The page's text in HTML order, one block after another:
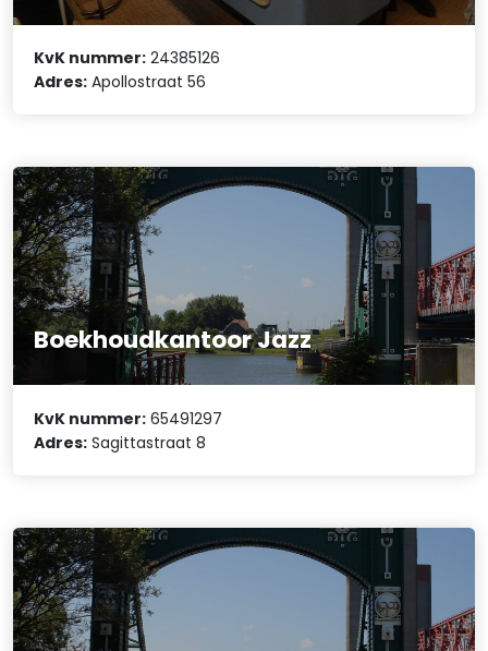
KvK nummer: 24385126
Adres: Apollostraat 56
Boekhoudkantoor Jazz
KvK nummer: 65491297
Adres: Sagittastraat 8